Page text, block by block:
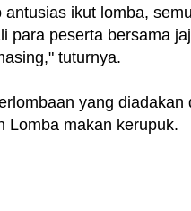
antusias ikut lomba,
para peserta bersama
tuturnya.
yang
Lomba makan kerupuk.